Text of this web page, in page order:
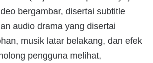
bergambar, disertai subtitle
audio drama yang disertai
musik latar belakang, dan efek
pengguna melihat,